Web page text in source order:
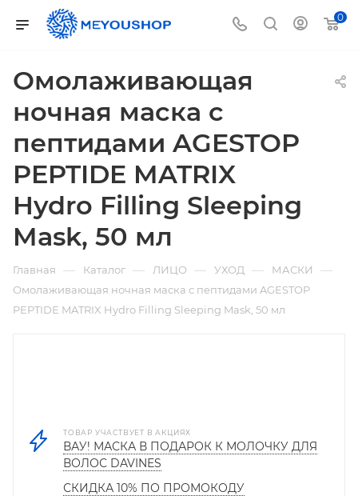
0
Омолаживающая
ночная маска с
пептидами AGESTOP
PEPTIDE MATRIX
Hydro Filling Sleeping
Mask, 50 мл
Главная — Каталог — ЛИЦО — УХОД — МАСКИ —
Омолаживающая ночная маска с пептидами AGESTOP
PEPTIDE MATRIX Hydro Filling Sleeping Mask, 50 мл
ТОВАР УЧАСТВУЕТ В АКЦИЯХ
ВАУ! МАСКА В ПОДАРОК К МОЛОЧКУ ДЛЯ
ВОЛОС DAVINES
СКИДКА 10% ПО ПРОМОКОДУ